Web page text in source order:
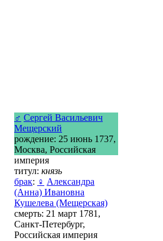
♂ Сергей Васильевич
Мещерский
рождение: 25 июнь 1737,
Москва, Российская
империя
титул: князь
брак: ♀ Александра
(Анна) Ивановна
Кушелева (Мещерская)
смерть: 21 март 1781,
Санкт-Петербург,
Российская империя